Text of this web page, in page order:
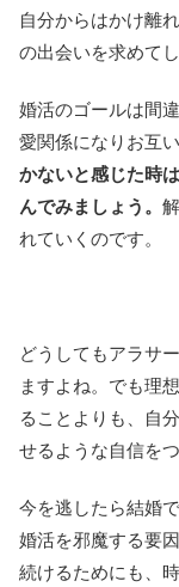
自分からはかけ離
の出会いを求めてし
婚活のゴールは間
愛関係になりお互
かないと感じた時
んでみましょう。
れていくのです。
どうしてもアラサ
ますよね。でも理
ることよりも、自
せるような自信を
今を逃したら結婚
婚活を邪魔する要
続けるためにも、